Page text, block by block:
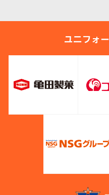
ユニフォ